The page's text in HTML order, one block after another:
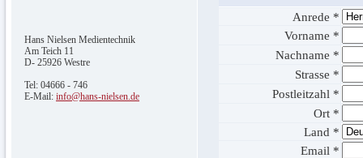
Hans Nielsen Medientechnik
Am Teich 11
D- 25926 Westre
Tel: 04666 - 746
E-Mail: info@hans-nielsen.de
Anrede *
Vorname *
Nachname *
Strasse *
Postleitzahl *
Ort *
Land *
Email *